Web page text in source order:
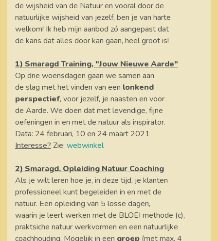
de wijsheid van de Natuur en vooral door de
natuurlijke wijsheid van jezelf, ben je van harte
welkom! Ik heb mijn aanbod zó aangepast dat
de kans dat alles door kan gaan, heel groot is!
1) Smaragd Training, "Jouw Nieuwe Aarde"
Op drie woensdagen gaan we samen aan
de slag met het vinden van een lonkend
perspectief, voor jezelf, je naasten en voor
de Aarde. We doen dat met levendige, fijne
oefeningen in en met de natuur als inspirator.
Data: 24 februari, 10 en 24 maart 2021
Interesse? Zie: webwinkel
2) Smaragd, Opleiding Natuur Coaching
Als je wilt leren hoe je, in deze tijd, je klanten
professioneel kunt begeleiden in en met de
natuur. Een opleiding van 5 losse dagen,
waarin je leert werken met de BLOEI methode (c),
praktsiche natuur werkvormen en een natuurlijke
coachhouding. Mogelijk in een groep (met max. 4